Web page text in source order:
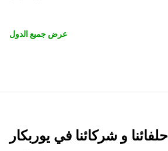
عرض جميع الدول
حلفائنا و شركائنا في يوربكار